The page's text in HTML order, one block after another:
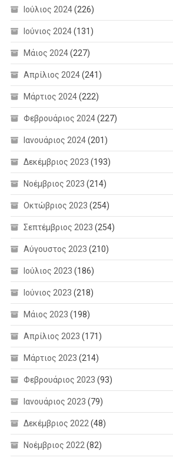
Ιούλιος 2024(226)
Ιούνιος 2024(131)
Μάιος 2024(227)
Απρίλιος 2024(241)
Μάρτιος 2024(222)
Φεβρουάριος 2024(227)
Ιανουάριος 2024(201)
Δεκέμβριος 2023 (193)
Νοέμβριος 2023 (214)
Οκτώβριος 2023 (254)
Σεπτέμβριος 2023 (254)
Αύγουστος 2023 (210)
Ιούλιος 2023 (186)
Ιούνιος 2023 (218)
Μάιος 2023 (198)
Απρίλιος 2023 (171)
Μάρτιος 2023 (214)
Φεβρουάριος 2023 (93)
Ιανουάριος 2023 (79)
Δεκέμβριος 2022 (48)
Νοέμβριος 2022 (82)